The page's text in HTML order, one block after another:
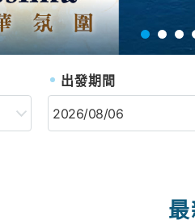
出發期間